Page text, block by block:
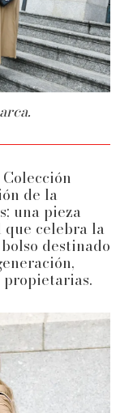
de la
una pieza
celebra la
destinado
propietarias.